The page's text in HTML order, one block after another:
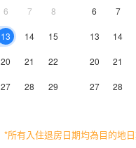
6 7 8
13 14 15
20 21 22
27 28 29
6 7
13 14
20 21
27 28
*所有入住退房日期均為目的地
幾木海景套房|亞朵星球
65㎡ 30層